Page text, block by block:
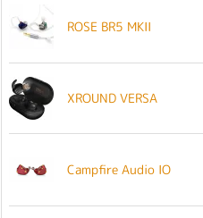
ROSE BR5 MKII
XROUND VERSA
Campfire Audio IO